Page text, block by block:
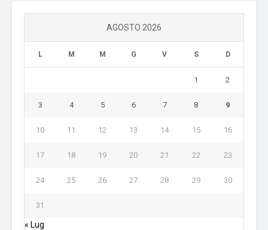
AGOSTO 2026
L M M G V S D
1 2
3 4 5 6 7 8 9
10 11 12 13 14 15 16
17 18 19 20 21 22 23
24 25 26 27 28 29 30
31
« Lug